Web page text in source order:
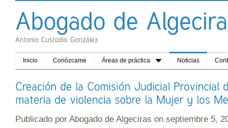
Inicio Conózcame Áreas de práctica Noticias
Publicado por Abogado de Algeciras on septiembre 5,